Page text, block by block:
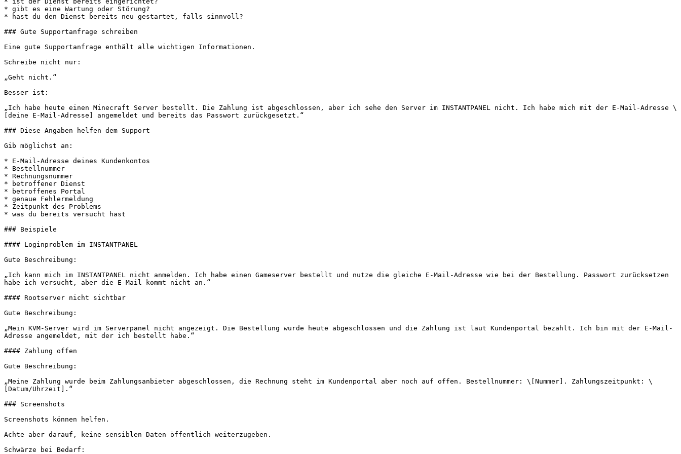
* gibt es eine Wartung oder Störung?
* hast du den Dienst bereits neu gestartet, falls sinnvoll?
### Gute Supportanfrage schreiben
Eine gute Supportanfrage enthält alle wichtigen Informationen.
Schreibe nicht nur:
„Geht nicht.“
Besser ist:
„Ich habe heute einen Minecraft Server bestellt. Die Zahlung ist abgeschlossen, aber ich sehe den Server im INSTANTPANEL nicht. Ich habe mich mit der E-Mail-Adresse \
[deine E-Mail-Adresse] angemeldet und bereits das Passwort zurückgesetzt.“
### Diese Angaben helfen dem Support
Gib möglichst an:
* E-Mail-Adresse deines Kundenkontos
* Bestellnummer
* Rechnungsnummer
* betroffener Dienst
* betroffenes Portal
* genaue Fehlermeldung
* Zeitpunkt des Problems
* was du bereits versucht hast
### Beispiele
#### Loginproblem im INSTANTPANEL
Gute Beschreibung:
„Ich kann mich im INSTANTPANEL nicht anmelden. Ich habe einen Gameserver bestellt und nutze die gleiche E-Mail-Adresse wie bei der Bestellung. Passwort zurücksetzen
habe ich versucht, aber die E-Mail kommt nicht an.“
#### Rootserver nicht sichtbar
Gute Beschreibung:
„Mein KVM-Server wird im Serverpanel nicht angezeigt. Die Bestellung wurde heute abgeschlossen und die Zahlung ist laut Kundenportal bezahlt. Ich bin mit der E-Mail-
Adresse angemeldet, mit der ich bestellt habe.“
#### Zahlung offen
Gute Beschreibung:
„Meine Zahlung wurde beim Zahlungsanbieter abgeschlossen, die Rechnung steht im Kundenportal aber noch auf offen. Bestellnummer: \[Nummer]. Zahlungszeitpunkt: \
[Datum/Uhrzeit].“
### Screenshots
Screenshots können helfen.
Achte aber darauf, keine sensiblen Daten öffentlich weiterzugeben.
Schwärze bei Bedarf: